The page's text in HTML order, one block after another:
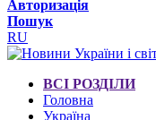
Авторизація
Пошук
RU
ВСІ РОЗДІЛИ
Головна
Україна